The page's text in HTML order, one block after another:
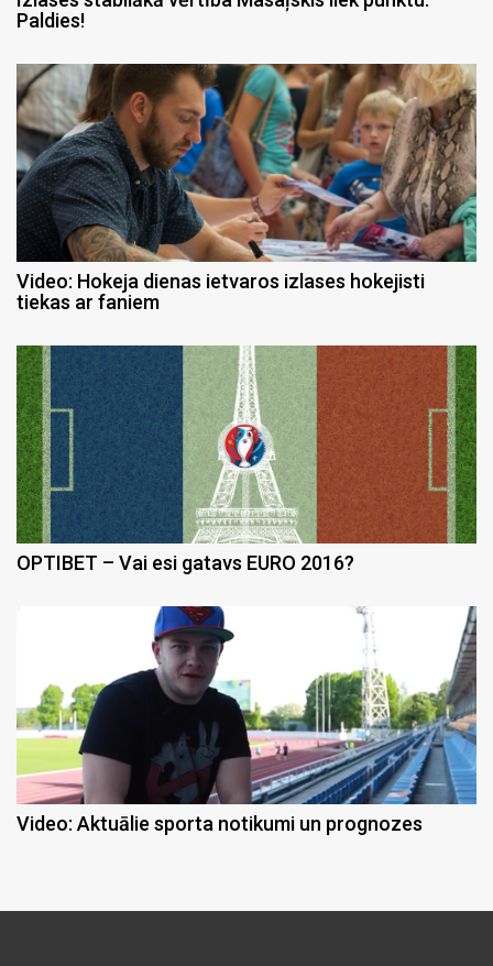
Paldies!
Video: Hokeja dienas ietvaros izlases hokejisti
tiekas ar faniem
OPTIBET – Vai esi gatavs EURO 2016?
Video: Aktuālie sporta notikumi un prognozes